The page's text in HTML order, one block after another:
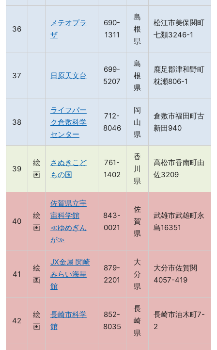
メテオプラ
ザ
690-
1311
島
根
県
松江市美保関町
七類3246-1
日原天文台
699-
5207
島
根
県
鹿足郡津和野町
枕瀬806-1
ライフパー
ク倉敷科学
センター
712-
8046
岡
山
県
倉敷市福田町古
新田940
絵
画
さぬきこど
もの国
761-
1402
香
川
県
高松市香南町由
佐3209
絵
画
佐賀県立宇
宙科学館
≪ゆめぎん
が≫
843-
0021
佐
賀
県
武雄市武雄町永
島16351
絵
画
JX金属 関崎
みらい海星
館
879-
2201
大
分
県
大分市佐賀関
4057-419
絵
画
長崎市科学
館
852-
8035
長
崎
県
長崎市油木町7-
2